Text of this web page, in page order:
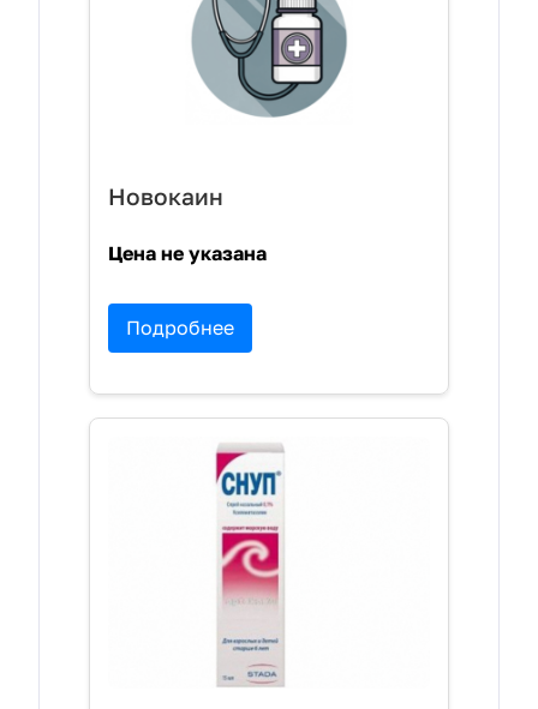
Новокаин
Цена не указана
Подробнее